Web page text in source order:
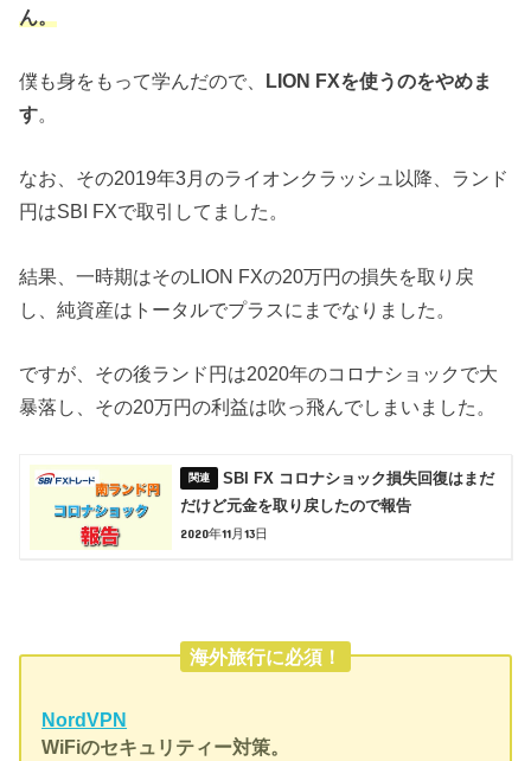
ん。
僕も身をもって学んだので、 LION FXを使うのをやめま
す。
なお、その2019年3月のライオンクラッシュ以降、ランド
円はSBI FXで取引してました。
結果、一時期はそのLION FXの20万円の損失を取り戻
し、純資産はトータルでプラスにまでなりました。
ですが、その後ランド円は2020年のコロナショックで大
暴落し、その20万円の利益は吹っ飛んでしまいました。
SBI FX コロナショック損失回復はまだ
だけど元金を取り戻したので報告
2020年11月13日
海外旅行に必須！
NordVPN
WiFiのセキュリティー対策。